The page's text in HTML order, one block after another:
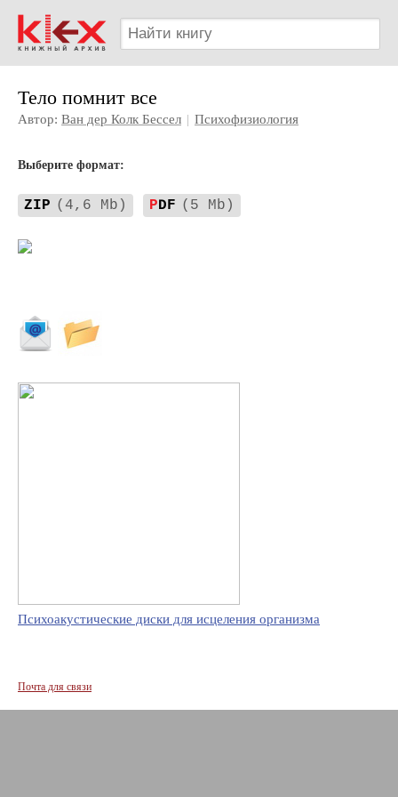
Тело помнит все
Автор: Ван дер Колк Бессел | Психофизиология
Выберите формат:
ZIP (4,6 Mb) PDF (5 Mb)
Психоакустические диски для исцеления организма
Почта для связи